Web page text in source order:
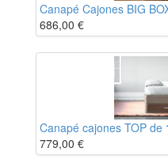
Canapé Cajones BIG
686,00 €
Canapé cajones TOP de
779,00 €